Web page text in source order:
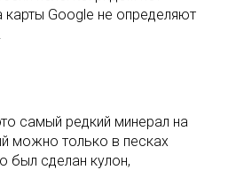
карты Google не определяют
самый редкий минерал на
можно только в песках
был сделан кулон,